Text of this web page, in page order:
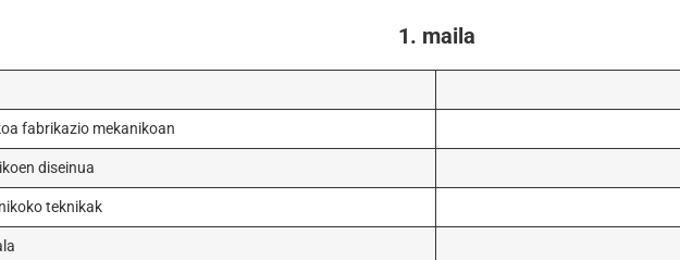
1. maila
fabrikazio mekanikoan
diseinua
teknikak